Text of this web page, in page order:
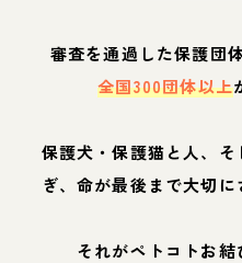
審査を通過した保護団
全国300団体以上
保護犬・保護猫と人、
ぎ、命が最後まで大切に
それがペトコトお結